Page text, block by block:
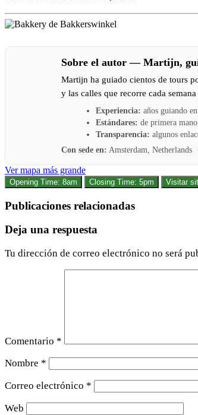
Sobre el autor — Martijn,
Martijn ha guiado cientos de tours
y las calles que recorre cada
Experiencia: años guiando
Estándares: de primera
Transparencia: algunos
Con sede en: Amsterdam, Netherlands
Ver mapa más grande
Opening Time: 8am Closing Time: 5pm Visitar
Publicaciones relacionadas
Deja una respuesta
Tu dirección de correo electrónico no será
Comentario *
Nombre *
Correo electrónico *
Web